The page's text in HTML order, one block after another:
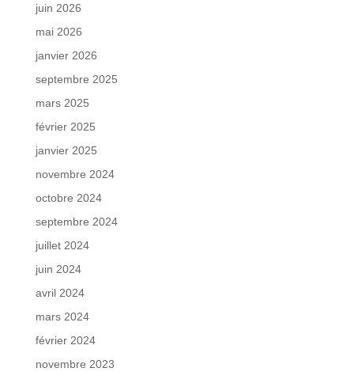
juin 2026
mai 2026
janvier 2026
septembre 2025
mars 2025
février 2025
janvier 2025
novembre 2024
octobre 2024
septembre 2024
juillet 2024
juin 2024
avril 2024
mars 2024
février 2024
novembre 2023